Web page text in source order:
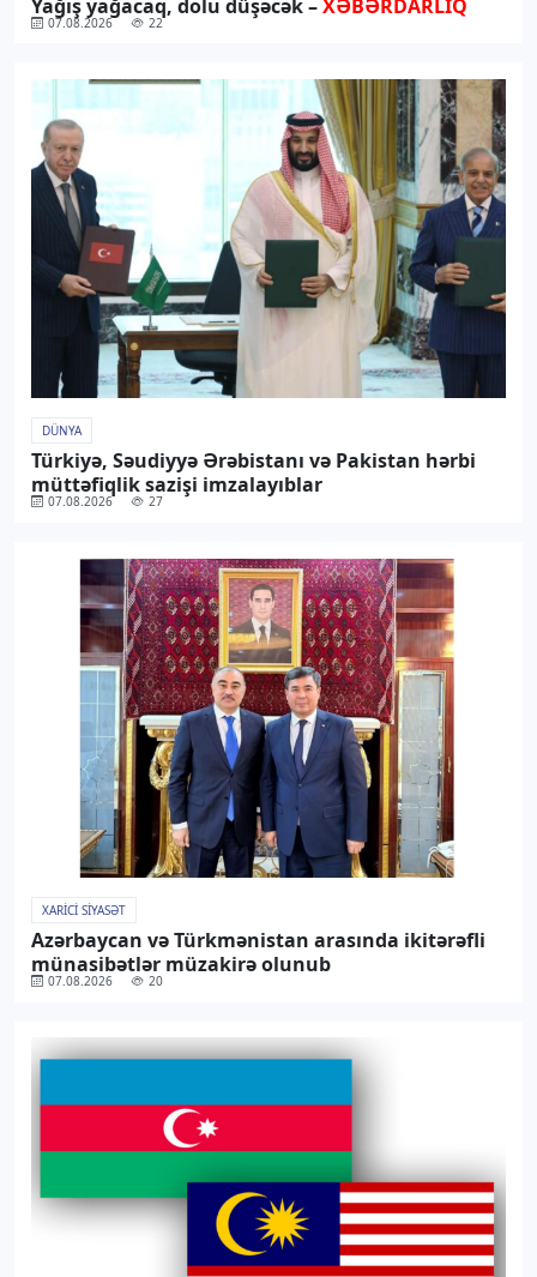
Yağış yağacaq, dolu düşəcək –XƏBƏRDARLIQ
07.08.2026 22
DÜNYA
Türkiyə, Səudiyyə Ərəbistanı və Pakistan hərbi
müttəfiqlik sazişi imzalayıblar
07.08.2026 27
XARICI SIYASƏT
Azərbaycan və Türkmənistan arasında ikitərəfli
münasibətlər müzakirə olunub
07.08.2026 20